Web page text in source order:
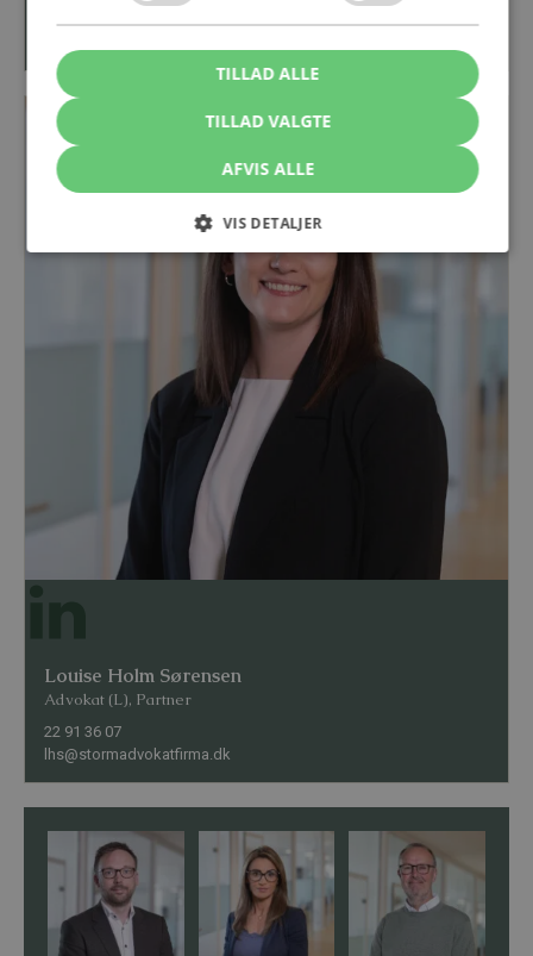
22 22 55 25
Louise Holm Sørensen
Advokat (L), Partner
22 91 36 07
lhs@stormadvokatfirma.dk
TILLAD VALGTE
TILLAD ALLE
AFVIS ALLE
VIS DETALJER